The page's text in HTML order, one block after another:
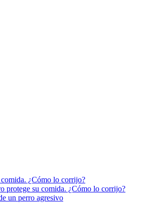
¿Cómo lo corrijo?
protege su comida. ¿Cómo lo corrijo?
un perro agresivo